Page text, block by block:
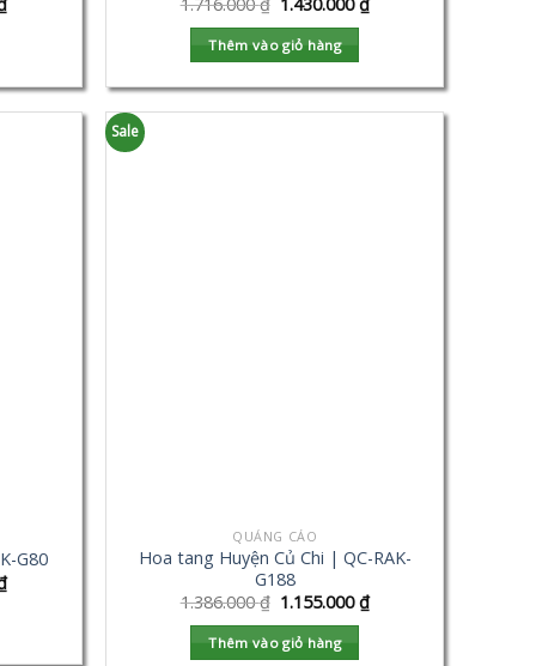
Thêm vào giỏ hàng
G80
Sale
QUẢNG CÁO
Hoa tang Huyện Củ Chi | QC-RAK-
G188
1.386.000₫ 1.155.000₫
Thêm vào giỏ hàng